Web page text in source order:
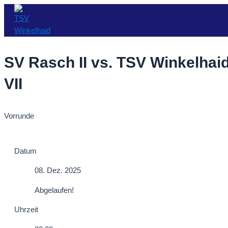
Zum
Inhalt
springen
SV Rasch II vs. TSV
VII
Vorrunde
Datum
08. Dez. 2025
Abgelaufen!
Uhrzeit